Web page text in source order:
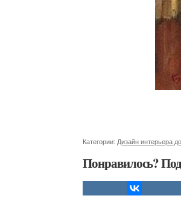
Категории: Дизайн интерьера
Понравилось?